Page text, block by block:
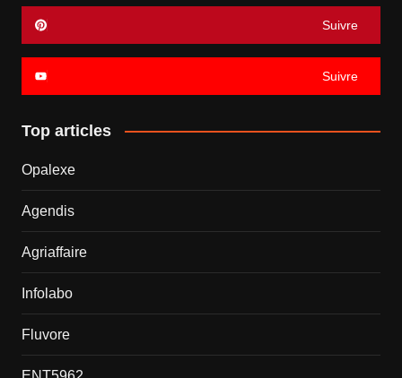
Suivre
Suivre
Top articles
Opalexe
Agendis
Agriaffaire
Infolabo
Fluvore